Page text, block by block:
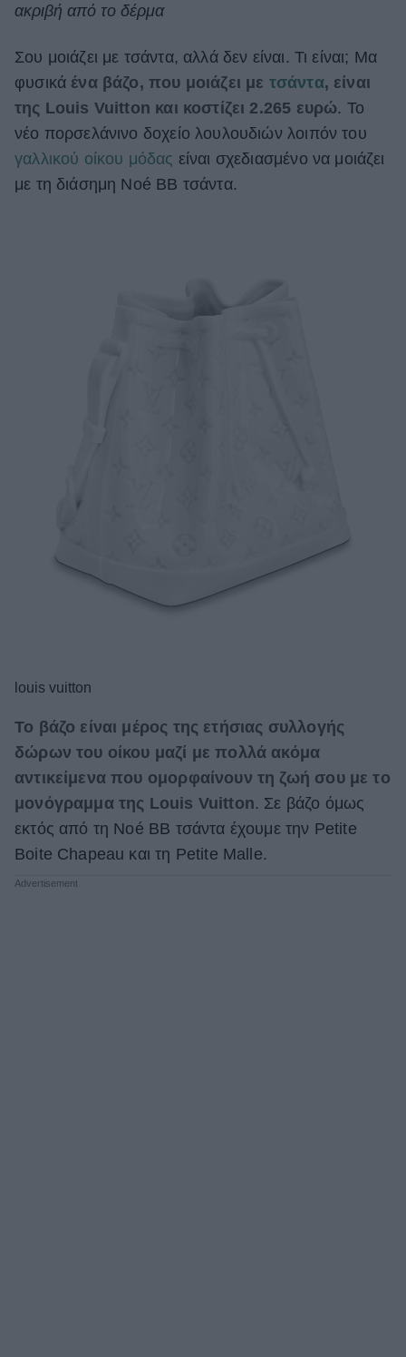
Deco
Green
Αφιερώματα
ΒΟΞ
Market News
ακριβή από το δέρμα
Σου μοιάζει με τσάντα, αλλά δεν είναι. Τι είναι; Μα
φυσικά ένα βάζο, που μοιάζει με τσάντα, είναι
της Louis Vuitton και κοστίζει 2.265 ευρώ. Το
νέο πορσελάνινο δοχείο λουλουδιών λοιπόν του
γαλλικού οίκου μόδας είναι σχεδιασμένο να μοιάζει
με τη διάσημη Noé BB τσάντα.
louis vuitton
Το βάζο είναι μέρος της ετήσιας συλλογής
δώρων του οίκου μαζί με πολλά ακόμα
αντικείμενα που ομορφαίνουν τη ζωή σου με το
μονόγραμμα της Louis Vuitton. Σε βάζο όμως
εκτός από τη Noé BB τσάντα έχουμε την Petite
Boite Chapeau και τη Petite Malle.